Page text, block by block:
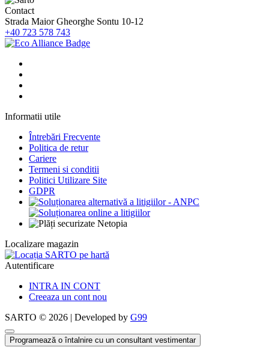
Contact
Strada Maior Gheorghe Sontu 10-12
+40 723 578 743
Informatii utile
Întrebări Frecvente
Politica de retur
Cariere
Termeni si conditii
Politici Utilizare Site
GDPR
Localizare magazin
Autentificare
INTRA IN CONT
Creeaza un cont nou
SARTO © 2026 | Developed by G99
Programează o întalnire cu un consultant vestimentar